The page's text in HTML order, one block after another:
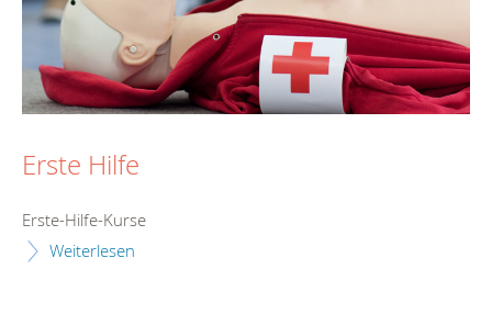
Erste Hilfe
Erste-Hilfe-Kurse
Weiterlesen